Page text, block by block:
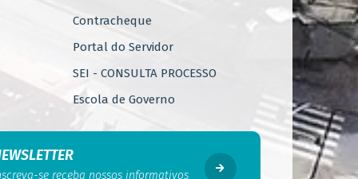
Contracheque
Portal do Servidor
SEI - CONSULTA PROCESSO
Escola de Governo
Código de Ética do Servidor
Público
se receba nossos informativos